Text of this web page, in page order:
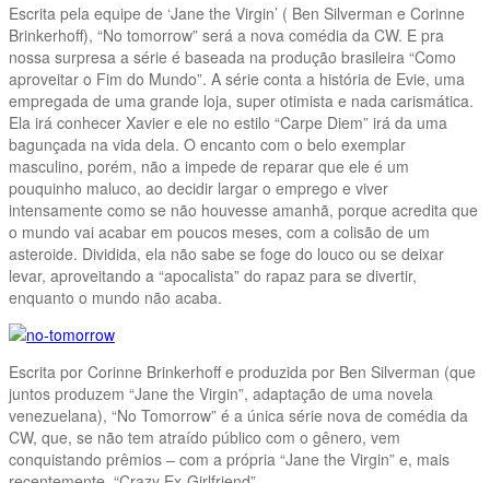
Escrita pela equipe de ‘Jane the Virgin’ ( Ben Silverman e Corinne
Brinkerhoff), “No tomorrow” será a nova comédia da CW. E pra
nossa surpresa a série é baseada na produção brasileira “Como
aproveitar o Fim do Mundo”. A série conta a história de Evie, uma
empregada de uma grande loja, super otimista e nada carismática.
Ela irá conhecer Xavier e ele no estilo “Carpe Diem” irá da uma
bagunçada na vida dela. O encanto com o belo exemplar
masculino, porém, não a impede de reparar que ele é um
pouquinho maluco, ao decidir largar o emprego e viver
intensamente como se não houvesse amanhã, porque acredita que
o mundo vai acabar em poucos meses, com a colisão de um
asteroide. Dividida, ela não sabe se foge do louco ou se deixar
levar, aproveitando a “apocalista” do rapaz para se divertir,
enquanto o mundo não acaba.
Escrita por Corinne Brinkerhoff e produzida por Ben Silverman (que
juntos produzem “Jane the Virgin”, adaptação de uma novela
venezuelana), “No Tomorrow” é a única série nova de comédia da
CW, que, se não tem atraído público com o gênero, vem
conquistando prêmios – com a própria “Jane the Virgin” e, mais